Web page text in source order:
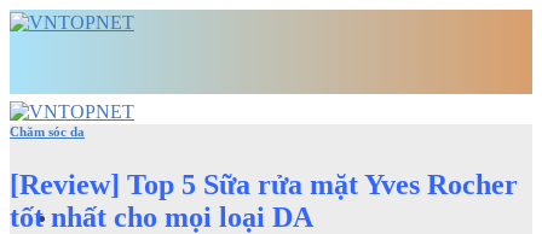
Skip
Chăm sóc da
[Review] Top 5 Sữa rửa mặt Yves Rocher
tốt nhất cho mọi loại DA